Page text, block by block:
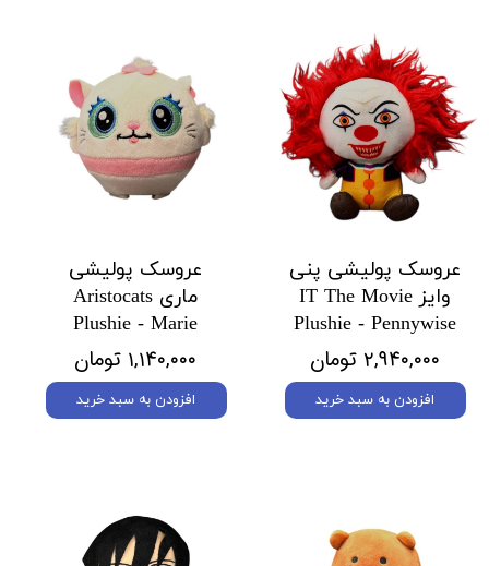
عروسک پولیشی پنی
وایز IT The Movie
Plushie - Pennywise
۲,۹۴۰,۰۰۰ تومان
افزودن به سبد خرید
عروسک پولیشی
ماری Aristocats
Plushie - Marie
۱,۱۴۰,۰۰۰ تومان
افزودن به سبد خرید